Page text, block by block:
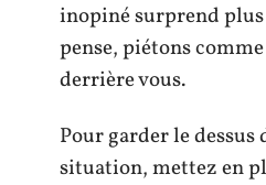
inopiné surprend plus
pense, piétons
derrière vous.
Pour garder le dessus
situation, mettez en